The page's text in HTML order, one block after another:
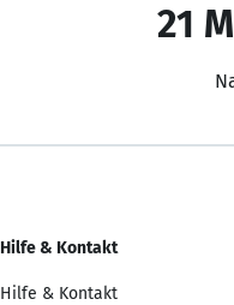
21
Hilfe & Kontakt
Hilfe & Kontakt